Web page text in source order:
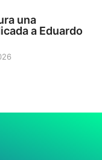
una
a Eduardo